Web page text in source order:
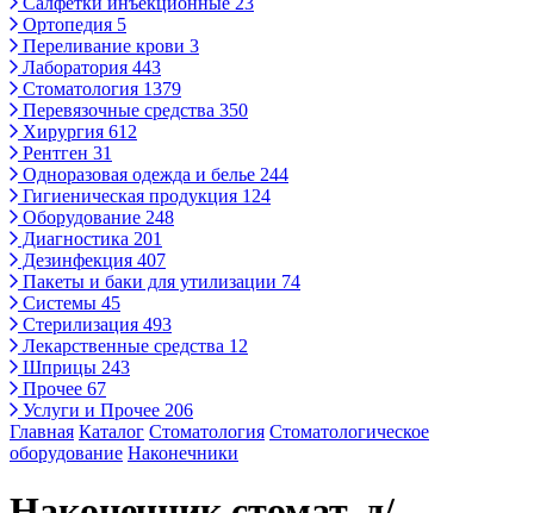
Ортопедия 5
Переливание крови 3
Лаборатория 443
Стоматология 1379
Перевязочные средства 350
Хирургия 612
Рентген 31
Одноразовая одежда и белье 244
Гигиеническая продукция 124
Оборудование 248
Диагностика 201
Дезинфекция 407
Пакеты и баки для утилизации 74
Системы 45
Стерилизация 493
Лекарственные средства 12
Шприцы 243
Прочее 67
Услуги и Прочее 206
Главная Каталог Стоматология Стоматологическое
оборудование Наконечники